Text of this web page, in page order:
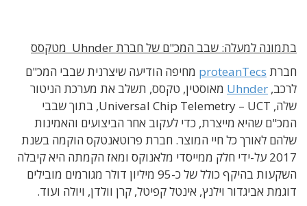
בתמונה למעלה: שבב המכ"ם של חברת Uhnder מטקסס
חברת proteanTecs מחיפה הודיעה שיצרנית שבבי המכ"ם
לרכב, Uhnder מאוסטין, טקסס, תשלב את מערכת הניטור
שלה, Universal Chip Telemetry – UCT, בתוך שבבי
המכ"ם שהיא מייצרת, כדי לעקוב אחר הביצועים והאמינות
שלהם לאורך כל חיי המוצר. חברת פרוטאנטקס הוקמה בשנת
2017 על-ידי חלק ממייסדי מלאנוקס ומאז הקמתה היא קיבלה
השקעות בהיקף כולל של כ-95 מיליון דולר מגורמים מובילים
דוגמת אביגדור וילנץ, אינטל קפיטל, קרן וולדן, ויולה ועוד.